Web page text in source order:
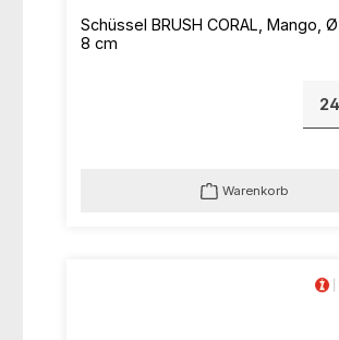
Schüssel BRUSH CORAL, Mango,
8 cm
Warenkorb